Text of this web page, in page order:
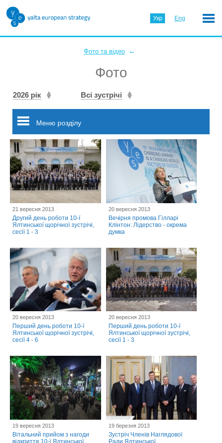
Укр Eng
Фото та відео ←
Фото
2026 рік Всі зустрічі
Меню розділу
21 вересня 2013
Другий день роботи 10-ї
Ялтинської щорічної зустрічі,
сесії 1 - 3
20 вересня 2013
Вечірня промова Гілларі
Клінтон: Лідерство - окрема
думка
20 вересня 2013
Перший день роботи 10-ї
Ялтинської щорічної зустрічі,
сесії 4 - 6
20 вересня 2013
Перший день роботи 10-ї
Ялтинської щорічної зустрічі,
сесії 1 - 3
19 вересня 2013
Вітальний прийом з нагоди
відкриття 10-ї Ялтинської
19 березня 2013
Зустріч Членів Наглядової
Ради Ялтинської